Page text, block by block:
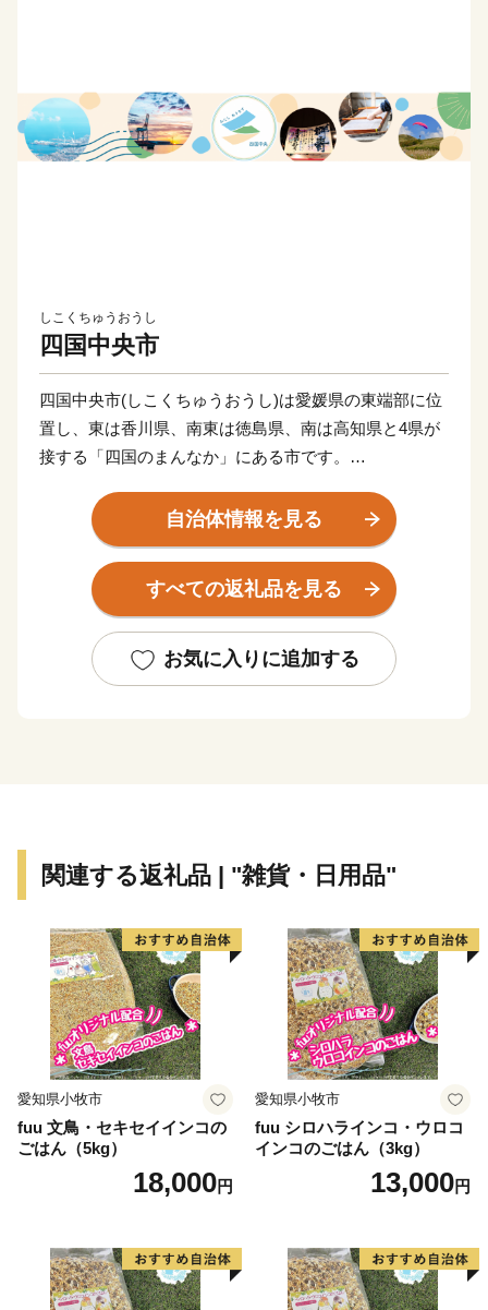
しこくちゅうおうし
四国中央市
四国中央市(しこくちゅうおうし)は愛媛県の東端部に位
置し、東は香川県、南東は徳島県、南は高知県と4県が
接する「四国のまんなか」にある市です。
km、徳島市までは約100 km、大阪市へ約300 km、東京
都まで約800 kmの距離にあります。
古くから「お札と切手以外は何でも揃う」と言われるほ
また、紙・パルプ製品分野における自治体別「製造品出
今後も適正かつ公正な運営に努めて参りますので、どう
します。
自治体情報を見る
すべての返礼品を見る
お気に入りに追加する
関連する返礼品 | "雑貨・日用品"
愛知県小牧市
fuu 文鳥・セキセイインコの
ごはん（5kg）
18,000円
愛知県小牧市
fuu シロハラインコ・ウロコ
インコのごはん（3kg）
13,000円